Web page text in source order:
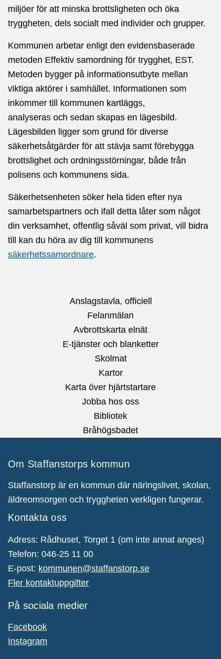
miljöer för att minska brottsligheten och öka
tryggheten, dels socialt med individer och grupper.
Kommunen arbetar enligt den evidensbaserade
metoden Effektiv samordning för trygghet, EST.
Metoden bygger på informationsutbyte mellan
viktiga aktörer i samhället. Informationen som
inkommer till kommunen kartläggs,
analyseras och sedan skapas en lägesbild.
Lägesbilden ligger som grund för diverse
säkerhetsåtgärder för att stävja samt förebygga
brottslighet och ordningsstörningar, både från
polisens och kommunens sida.
Säkerhetsenheten söker hela tiden efter nya
samarbetspartners och ifall detta låter som något
din verksamhet, offentlig såväl som privat, vill bidra
till kan du höra av dig till kommunens
säkerhetssamordnare.
Anslagstavla, officiell
Felanmälan
Avbrottskarta elnät
E-tjänster och blanketter
Skolmat
Kartor
Karta över hjärtstartare
Jobba hos oss
Bibliotek
Bråhögsbadet
Om Staffanstorps kommun
Staffanstorp är en kommun där näringslivet, skolan,
äldreomsorgen och tryggheten verkligen fungerar.
Kontakta oss
Adress: Rådhuset, Torget 1 (om inte annat anges)
Telefon: 046-25 11 00
E-post: kommunen@staffanstorp.se
Fler kontaktuppgifter
På sociala medier
Facebook
Instagram